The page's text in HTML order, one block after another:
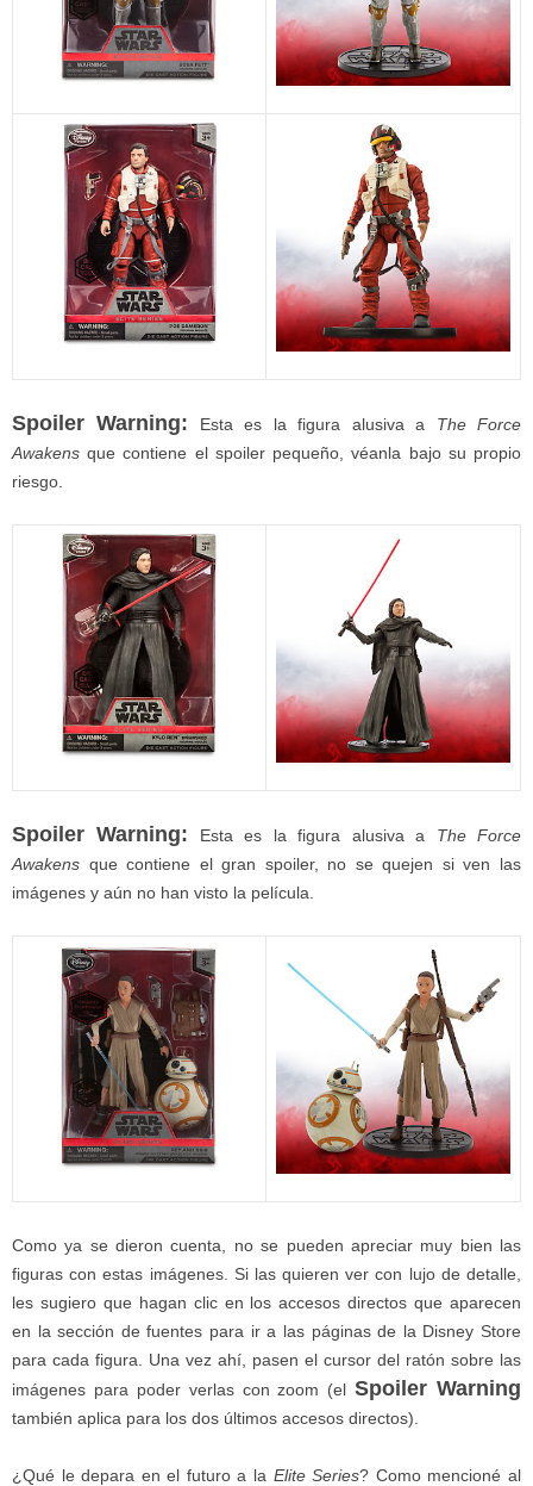
Spoiler Warning: Esta es la figura alusiva a The Force
Awakens que contiene el spoiler pequeño, véanla bajo su propio
riesgo.
Spoiler Warning: Esta es la figura alusiva a The Force
Awakens que contiene el gran spoiler, no se quejen si ven las
imágenes y aún no han visto la película.
Como ya se dieron cuenta, no se pueden apreciar muy bien las
figuras con estas imágenes. Si las quieren ver con lujo de detalle,
les sugiero que hagan clic en los accesos directos que aparecen
en la sección de fuentes para ir a las páginas de la Disney Store
para cada figura. Una vez ahí, pasen el cursor del ratón sobre las
imágenes para poder verlas con zoom (elSpoiler Warning
también aplica para los dos últimos accesos directos).
¿Qué le depara en el futuro a la Elite Series? Como mencioné al